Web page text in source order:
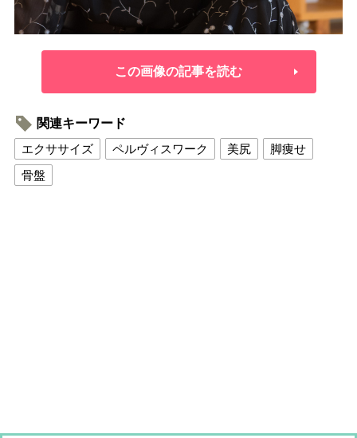
この画像の記事を読む
関連キーワード
エクササイズ
ペルヴィスワーク 美尻
脚痩せ
骨盤